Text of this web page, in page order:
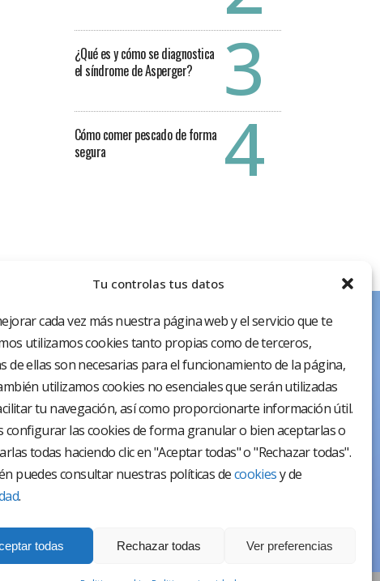
Tu controlas tus datos
cada vez más nuestra página web y el servicio que te
utilizamos cookies tanto propias como de terceros,
de ellas son necesarias para el funcionamiento de la página,
utilizamos cookies no esenciales que serán utilizadas
tu navegación, así como proporcionarte información útil.
configurar las cookies de forma granular o bien aceptarlas o
todas haciendo clic en "Aceptar todas" o "Rechazar todas".
puedes consultar nuestras políticas decookiesy de
.
todas Rechazar todas Ver preferencias
¿Qué es y cómo se diagnostica
el síndrome de Asperger?
Cómo comer pescado de forma
segura